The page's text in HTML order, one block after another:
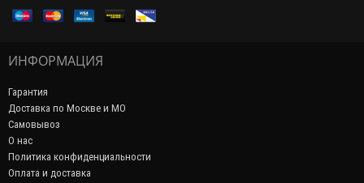
ИНФОРМАЦИЯ
Гарантия
Доставка по Москве и МО
Самовывоз
О нас
Политика конфиденциальности
Оплата и доставка